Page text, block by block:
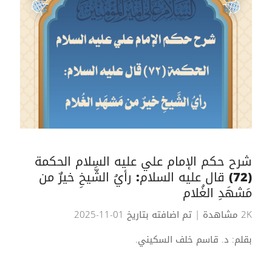
شرح حكم الإمام علي عليه السلام الحكمة
(72) قال عليه السلام: رأيُ الشَّيخِ خيرٌ من
مَشهَدِ الغُلام
2K مشاهدة
| تم اضافته بتاريخ 01-11-2025
بقلم: د. قاسم خلف السكيني.